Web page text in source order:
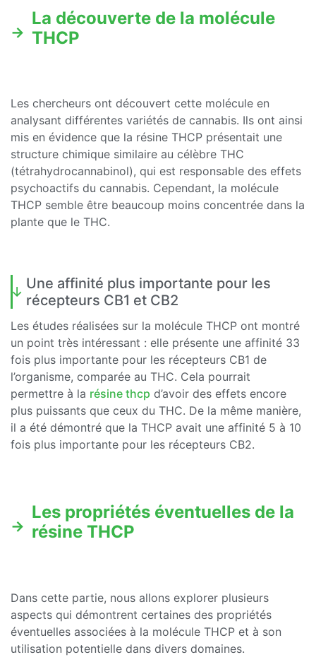
La découverte de la molécule
THCP
Les chercheurs ont découvert cette molécule en
analysant différentes variétés de cannabis. Ils ont ainsi
mis en évidence que la résine THCP présentait une
structure chimique similaire au célèbre THC
(tétrahydrocannabinol), qui est responsable des effets
psychoactifs du cannabis. Cependant, la molécule
THCP semble être beaucoup moins concentrée dans la
plante que le THC.
Une affinité plus importante pour les
récepteurs CB1 et CB2
Les études réalisées sur la molécule THCP ont montré
un point très intéressant : elle présente une affinité 33
fois plus importante pour les récepteurs CB1 de
l’organisme, comparée au THC. Cela pourrait
permettre à la résine thcp d’avoir des effets encore
plus puissants que ceux du THC. De la même manière,
il a été démontré que la THCP avait une affinité 5 à 10
fois plus importante pour les récepteurs CB2.
Les propriétés éventuelles de la
résine THCP
Dans cette partie, nous allons explorer plusieurs
aspects qui démontrent certaines des propriétés
éventuelles associées à la molécule THCP et à son
utilisation potentielle dans divers domaines.